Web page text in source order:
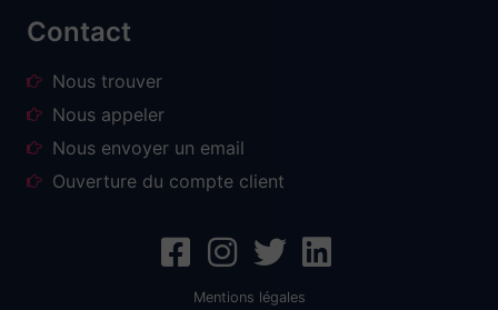
Contact
Nous trouver
Nous appeler
Nous envoyer un email
Ouverture du compte client
Mentions légales